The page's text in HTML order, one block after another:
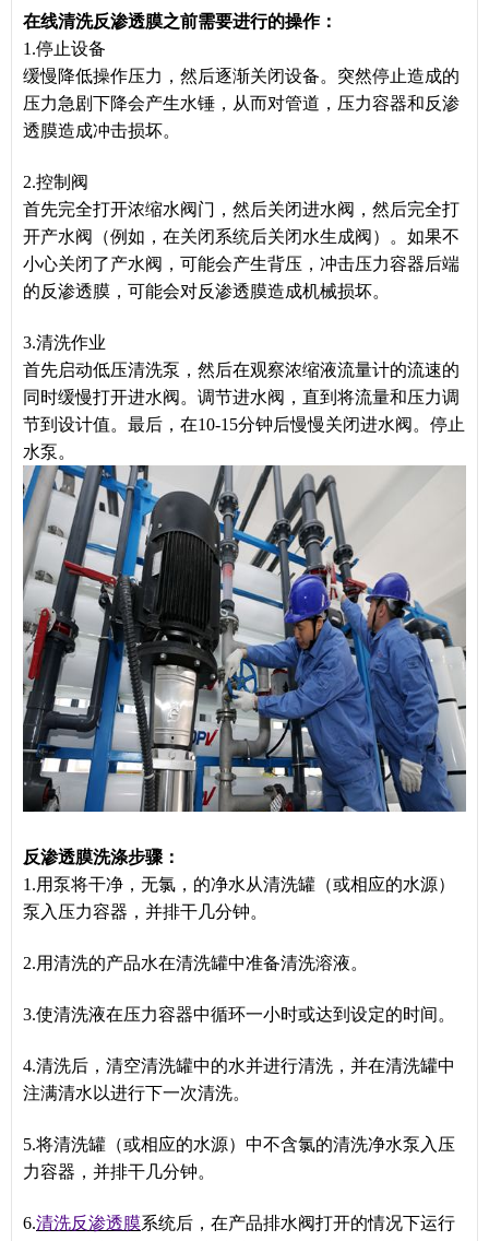
在线清洗反渗透膜之前需要进行的操作：
1.停止设备
缓慢降低操作压力，然后逐渐关闭设备。突然停止造成的
压力急剧下降会产生水锤，从而对管道，压力容器和反渗
透膜造成冲击损坏。
2.控制阀
首先完全打开浓缩水阀门，然后关闭进水阀，然后完全打
开产水阀（例如，在关闭系统后关闭水生成阀）。如果不
小心关闭了产水阀，可能会产生背压，冲击压力容器后端
的反渗透膜，可能会对反渗透膜造成机械损坏。
3.清洗作业
首先启动低压清洗泵，然后在观察浓缩液流量计的流速的
同时缓慢打开进水阀。调节进水阀，直到将流量和压力调
节到设计值。最后，在10-15分钟后慢慢关闭进水阀。停止
水泵。
反渗透膜洗涤步骤：
1.用泵将干净，无氯，的净水从清洗罐（或相应的水源）
泵入压力容器，并排干几分钟。
2.用清洗的产品水在清洗罐中准备清洗溶液。
3.使清洗液在压力容器中循环一小时或达到设定的时间。
4.清洗后，清空清洗罐中的水并进行清洗，并在清洗罐中
注满清水以进行下一次清洗。
5.将清洗罐（或相应的水源）中不含氯的清洗净水泵入压
力容器，并排干几分钟。
6.清洗反渗透膜系统后，在产品排水阀打开的情况下运行